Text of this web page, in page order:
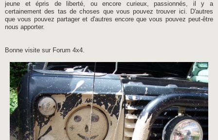
jeune et épris de liberté, ou encore curieux, passionnés, il y a
certainement des tas de choses que vous pouvez trouver ici. D'autres
que vous pouvez partager et d'autres encore que vous pouvez peut-être
nous apporter.
Bonne visite sur Forum 4x4.